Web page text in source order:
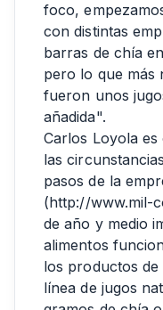
foco,
con distintas
barras de chía
pero lo que más
fueron unos
añadida".
Carlos Loyola
las
pasos de la
(http://www.mil-
de año y medio
alimentos
los productos
línea de jugos